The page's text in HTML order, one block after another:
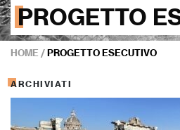
PROGETTO
HOME /PROGETTO ESECUTIVO
ARCHIVIATI